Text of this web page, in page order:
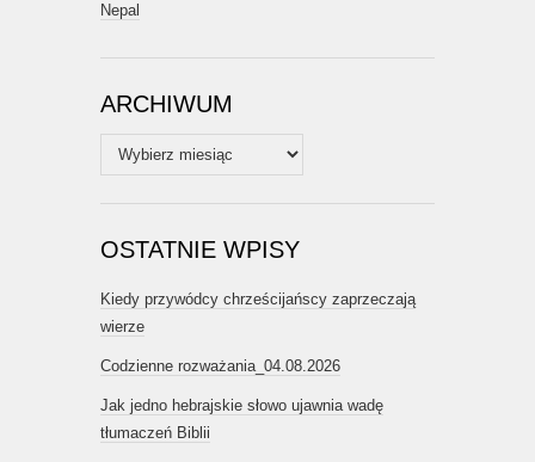
Nepal
ARCHIWUM
Archiwum
OSTATNIE WPISY
Kiedy przywódcy chrześcijańscy zaprzeczają
wierze
Codzienne rozważania_04.08.2026
Jak jedno hebrajskie słowo ujawnia wadę
tłumaczeń Biblii